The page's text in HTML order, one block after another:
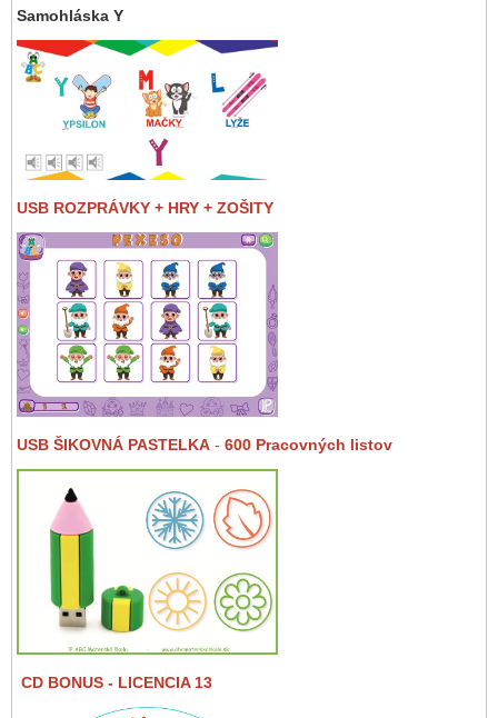
Samohláska Y
USB ROZPRÁVKY + HRY + ZOŠITY
USB ŠIKOVNÁ PASTELKA - 600 Pracovných listov
CD BONUS - LICENCIA 13